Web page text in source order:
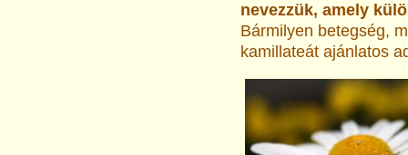
nevezzük, amely
Bár­milyen betegség,
kamillateát ajánlatos